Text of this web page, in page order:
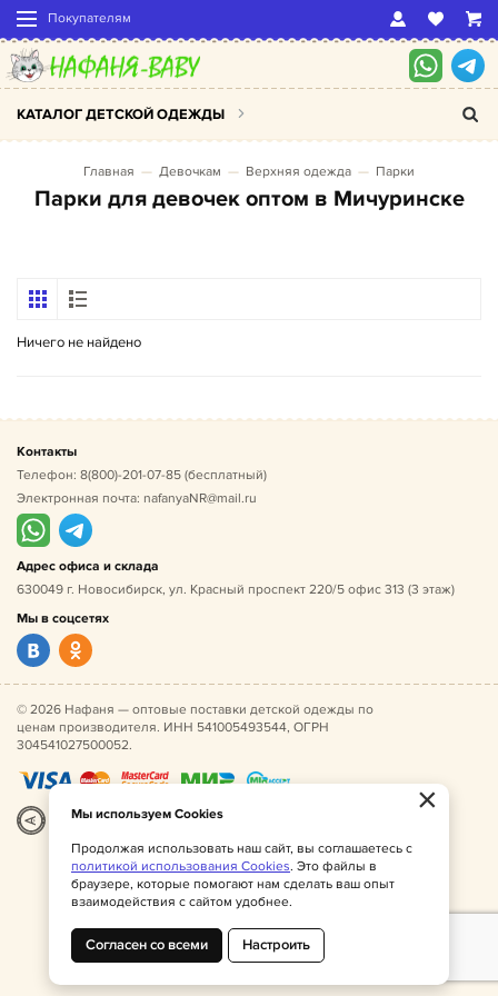
Покупателям
КАТАЛОГ ДЕТСКОЙ ОДЕЖДЫ
Главная Девочкам Верхняя одежда Парки
Парки для девочек оптом в Мичуринске
Ничего не найдено
Контакты
Телефон: 8(800)-201-07-85 (бесплатный)
Электронная почта: nafanyaNR@mail.ru
Адрес офиса и склада
630049 г. Новосибирск, ул. Красный проспект 220/5 офис 313 (3 этаж)
Мы в соцсетях
© 2026 Нафаня — оптовые поставки детской одежды по
ценам производителя. ИНН 541005493544, ОГРН
304541027500052.
Разработка|Веб-аналитика ×
Мы используем Cookies
Продолжая использовать наш сайт, вы соглашаетесь с
политикой использования Cookies. Это файлы в
браузере, которые помогают нам сделать ваш опыт
взаимодействия с сайтом удобнее.
Согласен со всеми Настроить